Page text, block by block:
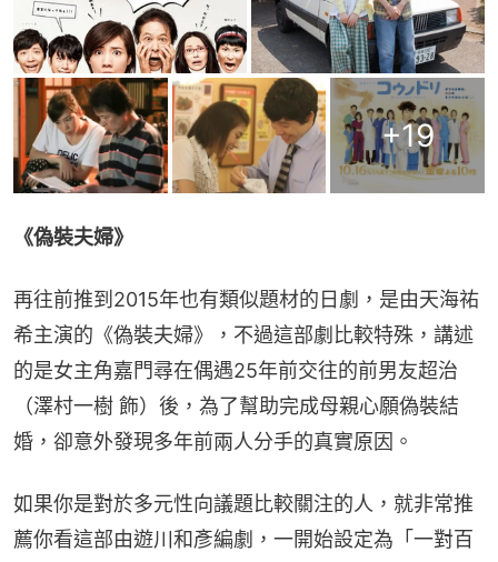
+19
《偽裝夫婦》
再往前推到2015年也有類似題材的日劇，是由天海祐
希主演的《偽裝夫婦》，不過這部劇比較特殊，講述
的是女主角嘉門尋在偶遇25年前交往的前男友超治
（澤村一樹 飾）後，為了幫助完成母親心願偽裝結
婚，卻意外發現多年前兩人分手的真實原因。
如果你是對於多元性向議題比較關注的人，就非常推
薦你看這部由遊川和彥編劇，一開始設定為「一對百